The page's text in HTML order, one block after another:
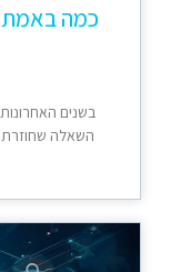
כמה באמת
בשנים
השאלה